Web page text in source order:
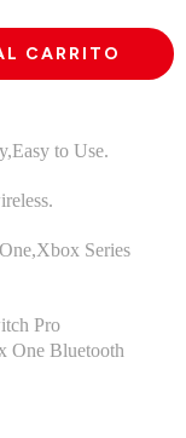
to Use.
Series
Pro
One Bluetooth